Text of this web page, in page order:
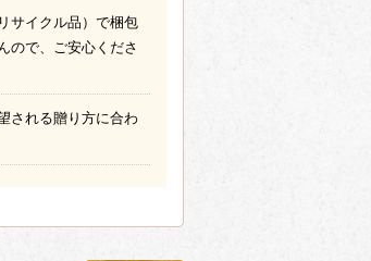
サイクル品）で梱包
ので、ご安心くださ
される贈り方に合わ